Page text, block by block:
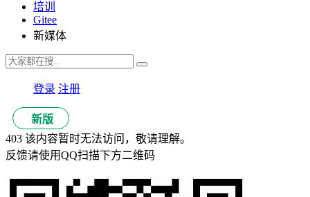
培训
Gitee
新媒体
登录 注册
新版
403 该内容暂时无法访问，敬请理解。
反馈请使用QQ扫描下方二维码